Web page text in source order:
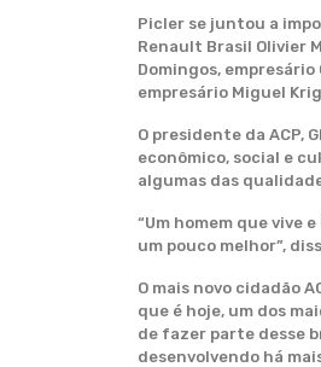
Picler se juntou a
Renault Brasil Olivier
Domingos,
empresário Miguel
O presidente da ACP,
econômico, social e
algumas das
“Um homem que vive
um pouco melhor”,
O mais novo cidadão
que é hoje, um dos
de fazer parte desse
desenvolvendo há